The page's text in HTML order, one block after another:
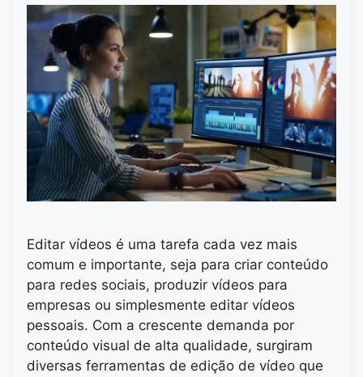
Editar vídeos é uma tarefa cada vez mais
comum e importante, seja para criar conteúdo
para redes sociais, produzir vídeos para
empresas ou simplesmente editar vídeos
pessoais. Com a crescente demanda por
conteúdo visual de alta qualidade, surgiram
diversas ferramentas de edição de vídeo que